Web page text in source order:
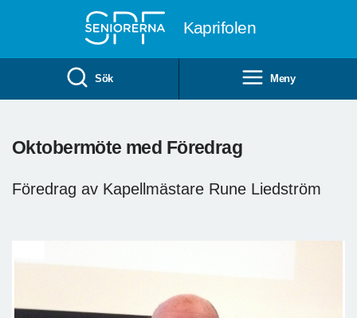
Kaprifolen
Sök Meny
Oktobermöte med Föredrag
Föredrag av Kapellmästare Rune Liedström